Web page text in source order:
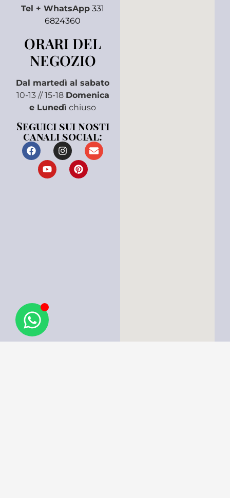
Tel + WhatsApp 331
6824360
ORARI DEL
NEGOZIO
Dal martedì al sabato
10-13 // 15-18 Domenica
e Lunedì chiuso
Seguici sui nosti
canali social: